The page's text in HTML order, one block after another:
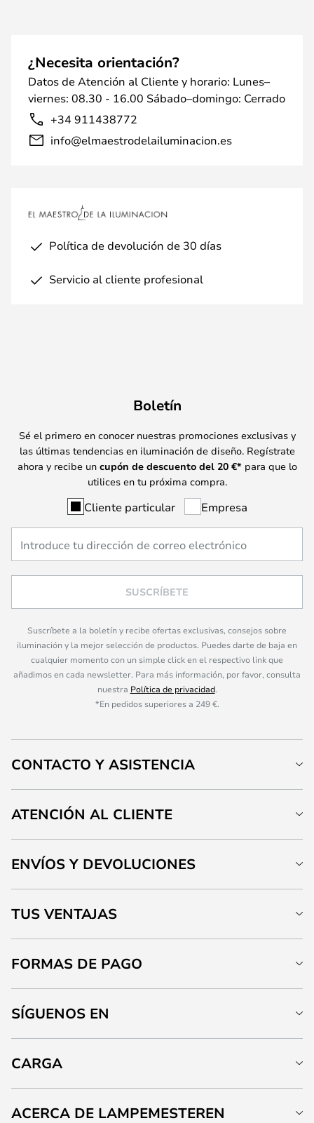
¿Necesita orientación?
Datos de Atención al Cliente y horario: Lunes–
viernes: 08.30 - 16.00 Sábado–domingo: Cerrado
+34 911438772
info@elmaestrodelailuminacion.es
Política de devolución de 30 días
Servicio al cliente profesional
Boletín
Sé el primero en conocer nuestras promociones exclusivas y
las últimas tendencias en iluminación de diseño. Regístrate
ahora y recibe un cupón de descuento del 20 €* para que lo
utilices en tu próxima compra.
Cliente particular Empresa
SUSCRÍBETE
Suscríbete a la boletín y recibe ofertas exclusivas, consejos sobre
iluminación y la mejor selección de productos. Puedes darte de baja en
cualquier momento con un simple click en el respectivo link que
añadimos en cada newsletter. Para más información, por favor, consulta
nuestra Política de privacidad.
*En pedidos superiores a 249 €.
CONTACTO Y ASISTENCIA
ATENCIÓN AL CLIENTE
ENVÍOS Y DEVOLUCIONES
TUS VENTAJAS
FORMAS DE PAGO
SÍGUENOS EN
CARGA
ACERCA DE LAMPEMESTEREN